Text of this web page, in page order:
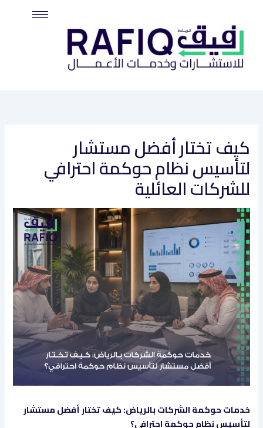
المحتوى
كيف تختار أفضل مستشار
لتأسيس نظام حوكمة احترافي
للشركات العائلية
خدمات حوكمة الشركات بالرياض: كيف تختار أفضل مستشار
لتأسيس نظام حوكمة احترافي؟